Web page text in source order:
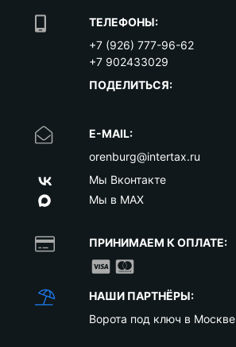
ТЕЛЕФОНЫ:
+7 (926) 777-96-62
+7 902433029
ПОДЕЛИТЬСЯ:
E-MAIL:
orenburg@intertax.ru
Мы Вконтакте
Мы в MAX
ПРИНИМАЕМ К ОПЛАТЕ:
НАШИ ПАРТНЁРЫ:
Ворота под ключ в Москве